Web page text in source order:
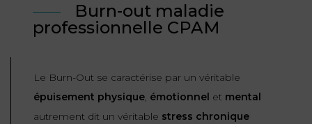
Burn-out maladie
professionnelle CPAM
Le Burn-Out se caractérise par un véritable
épuisement physique, émotionnel et mental
autrement dit un véritable stress chronique